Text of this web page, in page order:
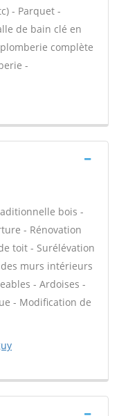
- Parquet -
de bain clé en
complète
-
bois -
- Rénovation
toit - Surélévation
murs intérieurs
- Ardoises -
- Modification de